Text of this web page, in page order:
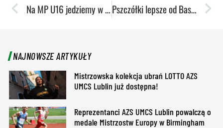
Na MP U16 jedziemy w najsilniejszym składzie ‒ rozmowa z trenerem Sławomirem Deptą Pszczółki lepsze od Basketu Bydgoszcz
NAJNOWSZE ARTYKUŁY
Mistrzowska kolekcja ubrań LOTTO AZS
UMCS Lublin już dostępna!
Reprezentanci AZS UMCS Lublin powalczą o
medale Mistrzostw Europy w Birmingham